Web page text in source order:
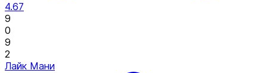
4.67
9
0
9
2
Лайк Мани